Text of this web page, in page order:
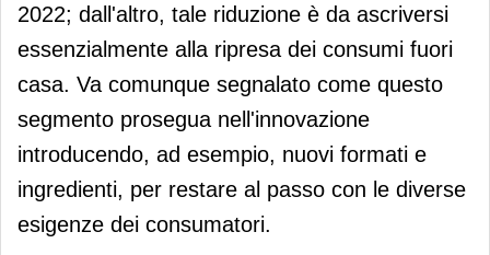
2022; dall'altro, tale riduzione è da ascriversi
essenzialmente alla ripresa dei consumi fuori
casa. Va comunque segnalato come questo
segmento prosegua nell'innovazione
introducendo, ad esempio, nuovi formati e
ingredienti, per restare al passo con le diverse
esigenze dei consumatori.